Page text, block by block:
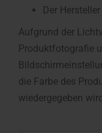
Der
Aufgrund der
Produktfotografie
die Farbe des
wiedergegeben